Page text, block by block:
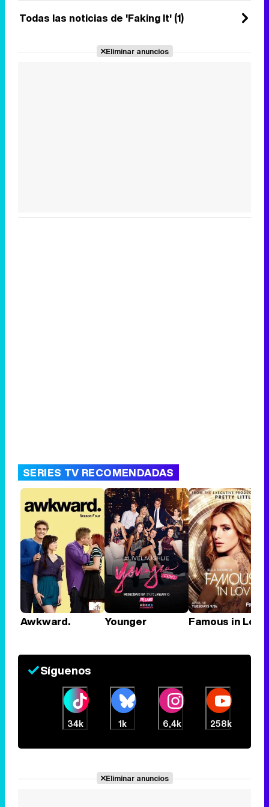
Todas las noticias de 'Faking It' (1)
Eliminar anuncios
SERIES TV RECOMENDADAS
Awkward. Younger Famous in Love
Síguenos
34k 1k 6,4k 258k
Eliminar anuncios